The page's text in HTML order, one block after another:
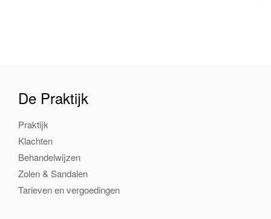
De Praktijk
Praktijk
Klachten
Behandelwijzen
Zolen & Sandalen
Tarieven en vergoedingen